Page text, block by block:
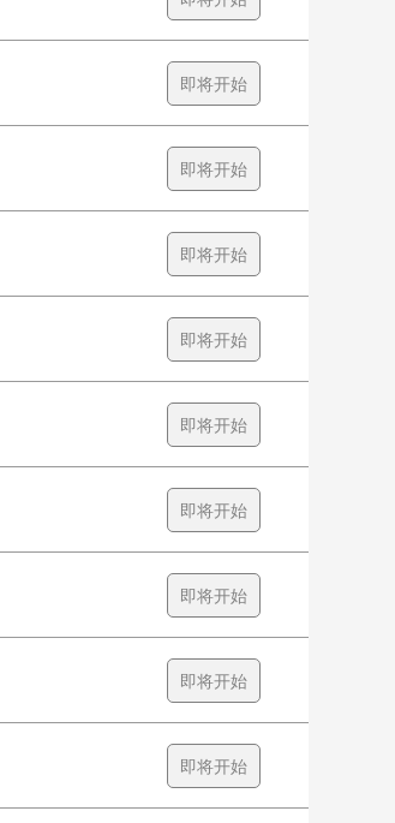
即将开始
即将开始
即将开始
即将开始
即将开始
即将开始
即将开始
即将开始
即将开始